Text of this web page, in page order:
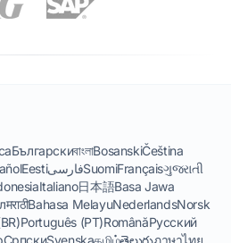
БългарскиবাংলাBosanskiČeština
EestiفارسیSuomiFrançaisગુજરાતી
Italiano日本語Basa Jawa
मराठीBahasa MelayuNederlandsNorsk
Português (PT)RomânăРусский
СрпскиSvenskaதமிழ்తెలుగుภาษาไทย